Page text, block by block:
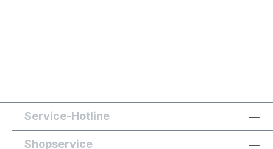
Service-Hotline
Shopservice